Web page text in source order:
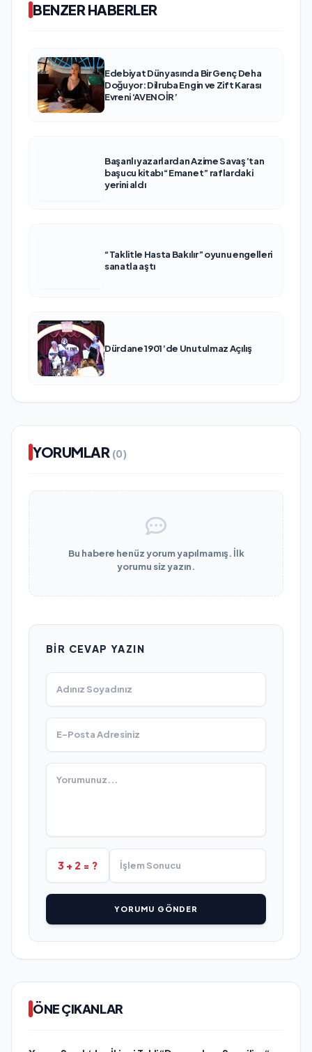
BENZER HABERLER
Edebiyat Dünyasında Bir Genç Deha
Doğuyor: Dilruba Engin ve Zift Karası
Evreni ‘AVENOİR’
Başarılı yazarlardan Azime Savaş’tan
başucu kitabı “Emanet” raflardaki
yerini aldı
“Taklitle Hasta Bakılır” oyunu engelleri
sanatla aştı
Dürdane 1901’de Unutulmaz Açılış
YORUMLAR (0)
Bu habere henüz yorum yapılmamış. İlk
yorumu siz yazın.
BIR CEVAP YAZIN
3 + 2 = ?
YORUMU GÖNDER
ÖNE ÇIKANLAR